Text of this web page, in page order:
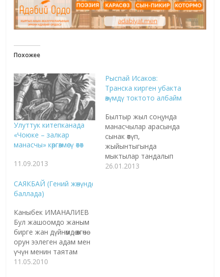
Похожее
Улуттук китепканада
«Чоюке – залкар
манасчы» көргөзмөсү өтөт
11.09.2013
Рыспай Исаков:
Транска кирген убакта
өзүмдү токтото албайм
Былтыр жыл соңунда
манасчылар арасында
сынак өтүп,
жыйынтыгында
мыктылар тандалып
алынган. Конкурстун
26.01.2013
САЯКБАЙ (Гений жөнүндө
баллада)
Каныбек ИМАНАЛИЕВ
Бул жашоомдо жаным
бирге жан дүйнөмдө өзгөчө
орун ээлеген адам мен
үчүн менин таятам
Карыбек болду. 20 жыл
11.05.2010